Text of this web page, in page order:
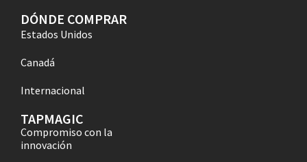
DÓNDE COMPRAR
Estados Unidos
Canadá
Internacional
TAPMAGIC
Compromiso con la
innovación